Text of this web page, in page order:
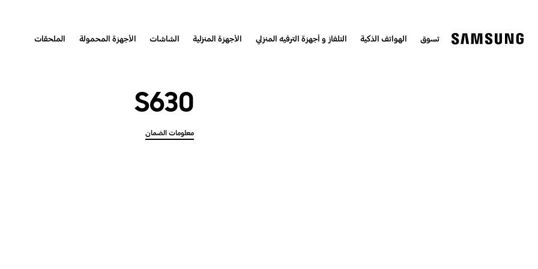
تسوق الهواتف الذكية التلفاز و أجهزة الترفيه المنزلي الأجهزة المنزلية الشاشات الأجهزة المحمولة الملحقات
S630
معلومات الضمان